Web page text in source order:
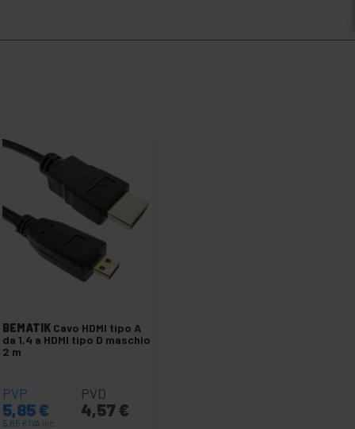
BEMATIK Cavo HDMI tipo A
da 1,4 a HDMI tipo D maschio
2 m
PVP
5,85€
5,85 € IVA inc.
PVD
4,57 €